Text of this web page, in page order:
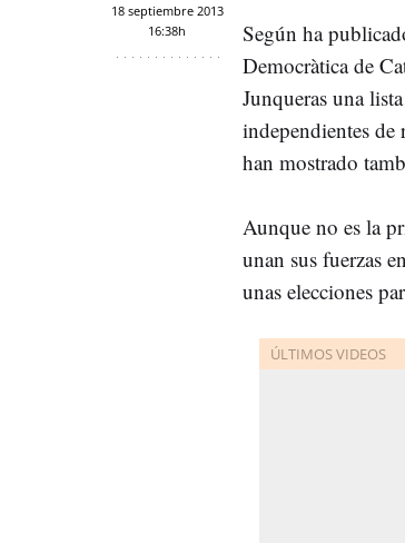
18 septiembre 2013
16:38h
Según ha
Democràtica de
Junqueras una
independientes
han mostrado
Aunque no es la
unan sus fuerzas
unas elecciones